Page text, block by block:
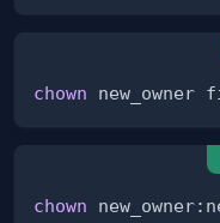
chown
chown